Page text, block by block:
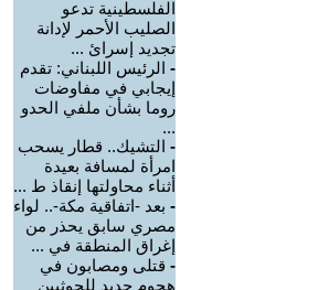
الفلسطينية تدعو
الصليب الأحمر لإدانة
تجديد إسرائ ...
- الرئيس اللبناني: تقدم
إيجابي في مفاوضات
روما بشأن ملفي الحدو
...
- التشيك.. قطار يسحب
امرأة لمسافة بعيدة
أثناء محاولتها إنقاذ ط ...
- بعد -اتفاقية مكة-.. لواء
مصري سابق يحذر من
إغراق المنطقة في ...
- قتلى ومصابون في
هجوم جديد للحوثيين